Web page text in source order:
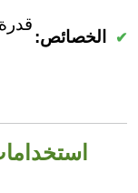
الخصائص: